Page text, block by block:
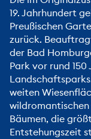
19. Jahrhundert
Preußischen
zurück.
der Bad
Park vor rund
weiten
Bäumen, die
Entstehungszeit